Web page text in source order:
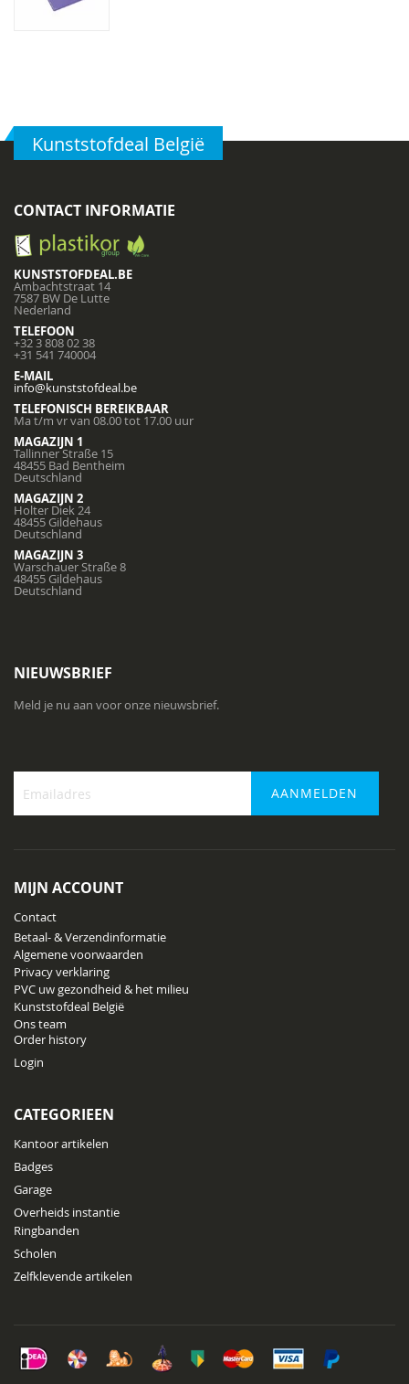
Kunststofdeal België
CONTACT INFORMATIE
KUNSTSTOFDEAL.BE
Ambachtstraat 14
7587 BW De Lutte
Nederland
TELEFOON
+32 3 808 02 38
+31 541 740004
E-MAIL
info@kunststofdeal.be
TELEFONISCH BEREIKBAAR
Ma t/m vr van 08.00 tot 17.00 uur
MAGAZIJN 1
Tallinner Straße 15
48455 Bad Bentheim
Deutschland
MAGAZIJN 2
Holter Diek 24
48455 Gildehaus
Deutschland
MAGAZIJN 3
Warschauer Straße 8
48455 Gildehaus
Deutschland
NIEUWSBRIEF
Meld je nu aan voor onze nieuwsbrief.
nieuwsbrief
AANMELDEN
MIJN ACCOUNT
Contact
Betaal- & Verzendinformatie
Algemene voorwaarden
Privacy verklaring
PVC uw gezondheid & het milieu
Kunststofdeal België
Ons team
Order history
Login
CATEGORIEEN
Kantoor artikelen
Badges
Garage
Overheids instantie
Ringbanden
Scholen
Zelfklevende artikelen